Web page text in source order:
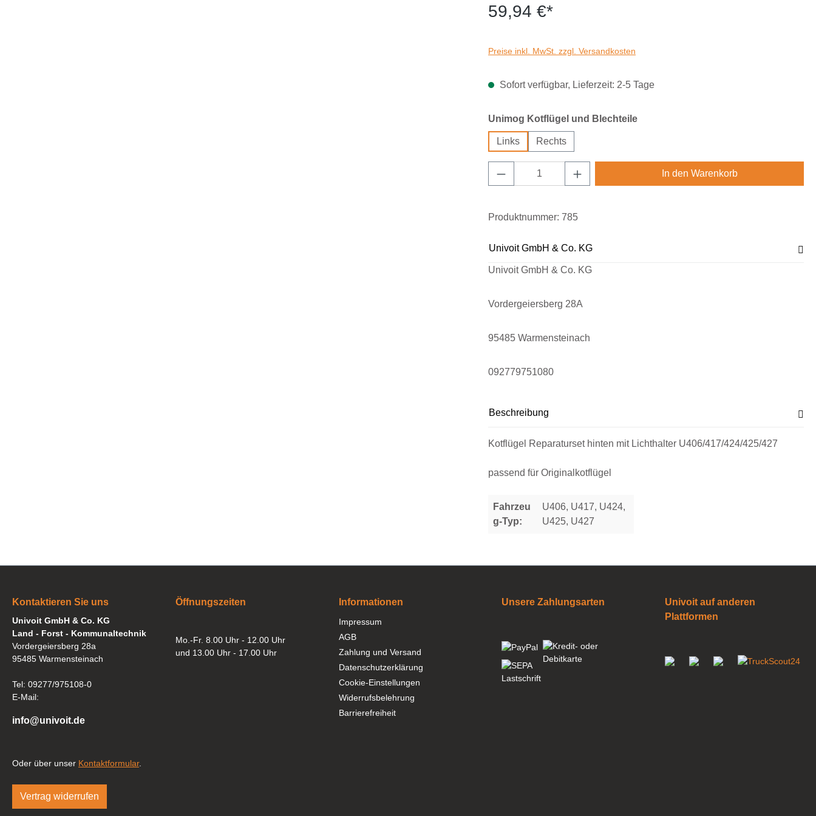
59,94 €*
Preise inkl. MwSt. zzgl. Versandkosten
Sofort verfügbar, Lieferzeit: 2-5 Tage
Unimog Kotflügel und Blechteileauswählen
Links Rechts
Produkt Anzahl: Gib den gewünschten Wert ein
In den Warenkorb
Produktnummer: 785
Univoit GmbH & Co. KG
Univoit GmbH & Co. KG
Vordergeiersberg 28A
95485 Warmensteinach
092779751080
Beschreibung
Kotflügel Reparaturset hinten mit Lichthalter U406/417/424/425/427
passend für Originalkotflügel
Fahrzeu
g-Typ:
U406, U417, U424,
U425, U427
Kontaktieren Sie uns
Univoit GmbH & Co. KG
Land - Forst - Kommunaltechnik
Vordergeiersberg 28a
95485 Warmensteinach
Tel: 09277/975108-0
E-Mail:
info@univoit.de
Oder über unser Kontaktformular.
Vertrag widerrufen
Öffnungszeiten
Mo.-Fr. 8.00 Uhr - 12.00 Uhr
und 13.00 Uhr - 17.00 Uhr
Informationen
Impressum
AGB
Zahlung und Versand
Datenschutzerklärung
Cookie-Einstellungen
Widerrufsbelehrung
Barrierefreiheit
Unsere Zahlungsarten
Univoit auf anderen
Plattformen